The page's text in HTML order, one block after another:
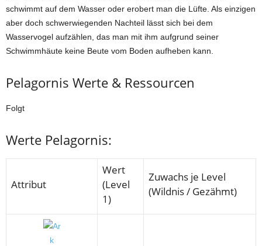
schwimmt auf dem Wasser oder erobert man die Lüfte. Als einzigen
aber doch schwerwiegenden Nachteil lässt sich bei dem
Wasservogel aufzählen, das man mit ihm aufgrund seiner
Schwimmhäute keine Beute vom Boden aufheben kann.
Pelagornis Werte & Ressourcen
Folgt
Werte Pelagornis:
Attribut
Wert
(Level
1)
Zuwachs je Level
(Wildnis / Gezähmt)